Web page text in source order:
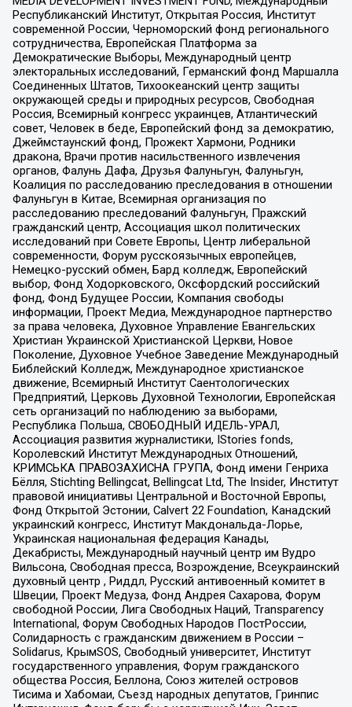
Республиканский Институт, Открытая Россия, Институт
современной России, Черноморский фонд регионального
сотрудничества, Европейская Платформа за
Демократические Выборы, Международный центр
электоральных исследований, Германский фонд Маршалла
Соединенных Штатов, Тихоокеанский центр защиты
окружающей среды и природных ресурсов, Свободная
Россия, Всемирный конгресс украинцев, Атлантический
совет, Человек в беде, Европейский фонд за демократию,
Джеймстаунский фонд, Прожект Хармони, Родники
дракона, Врачи против насильственного извлечения
органов, Фалунь Дафа, Друзья Фалуньгун, Фалуньгун,
Коалиция по расследованию преследования в отношении
Фалуньгун в Китае, Всемирная организация по
расследованию преследований Фалуньгун, Пражский
гражданский центр, Ассоциация школ политических
исследований при Совете Европы, Центр либеральной
современности, Форум русскоязычных европейцев,
Немецко-русский обмен, Бард колледж, Европейский
выбор, Фонд Ходорковского, Оксфордский российский
фонд, Фонд Будущее России, Компания свободы
информации, Проект Медиа, Международное партнерство
за права человека, Духовное Управление Евангельских
Христиан Украинской Христианской Церкви, Новое
Поколение, Духовное Учебное Заведение Международный
Библейский Колледж, Международное христианское
движение, Всемирный Институт Саентологических
Предприятий, Церковь Духовной Технологии, Европейская
сеть организаций по наблюдению за выборами,
Республика Польша, СВОБОДНЫЙ ИДЕЛЬ-УРАЛ,
Ассоциация развития журналистики, IStories fonds,
Королевский Институт Международных Отношений,
КРИМСЬКА ПРАВОЗАХИСНА ГРУПА, Фонд имени Генриха
Бёлля, Stichting Bellingcat, Bellingcat Ltd, The Insider, Институт
правовой инициативы Центральной и Восточной Европы,
Фонд Открытой Эстонии, Calvert 22 Foundation, Канадский
украинский конгресс, Институт Макдональда-Лорье,
Украинская национальная федерация Канады,
Декабристы, Международный научный центр им Вудро
Вильсона, Свободная пресса, Возрождение, Всеукраинский
духовный центр , Риддл, Русский антивоенный комитет в
Швеции, Проект Медуза, Фонд Андрея Сахарова, Форум
свободной России, Лига Свободных Наций, Transparеncy
International, Форум Свободных Народов ПостРоссии,
Солидарность с гражданским движением в России –
Solidarus, КрымSOS, Свободный университет, Институт
государственного управления, Форум гражданского
общества Россия, Беллона, Союз жителей островов
Тисима и Хабомаи, Съезд народных депутатов, Гринпис